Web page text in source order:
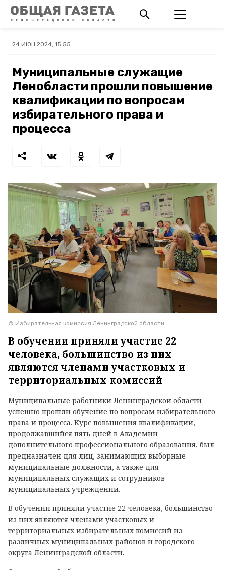
24 ИЮН 2024, 15:55
Муниципальные служащие
Ленобласти прошли повышение
квалификации по вопросам
избирательного права и
процесса
© Избирательная комиссия Ленинградской области
В обучении приняли участие 22
человека, большинство из них
являются членами участковых и
территориальных комиссий
Муниципальные работники Ленинградской области
успешно прошли обучение по вопросам избирательного
права и процесса. Курс повышения квалификации,
продолжавшийся пять дней в Академии
дополнительного профессионального образования, был
предназначен для лиц, занимающих выборные
муниципальные должности, а также для
муниципальных служащих и сотрудников
муниципальных учреждений.
В обучении приняли участие 22 человека, большинство
из них являются членами участковых и
территориальных избирательных комиссий из
различных муниципальных районов и городского
округа Ленинградской области.